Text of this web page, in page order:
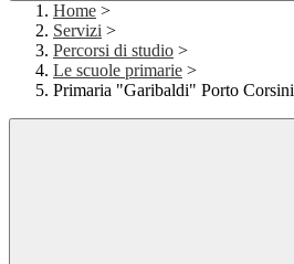
Home >
Servizi >
Percorsi di studio >
Le scuole primarie >
Primaria "Garibaldi" Porto Corsini